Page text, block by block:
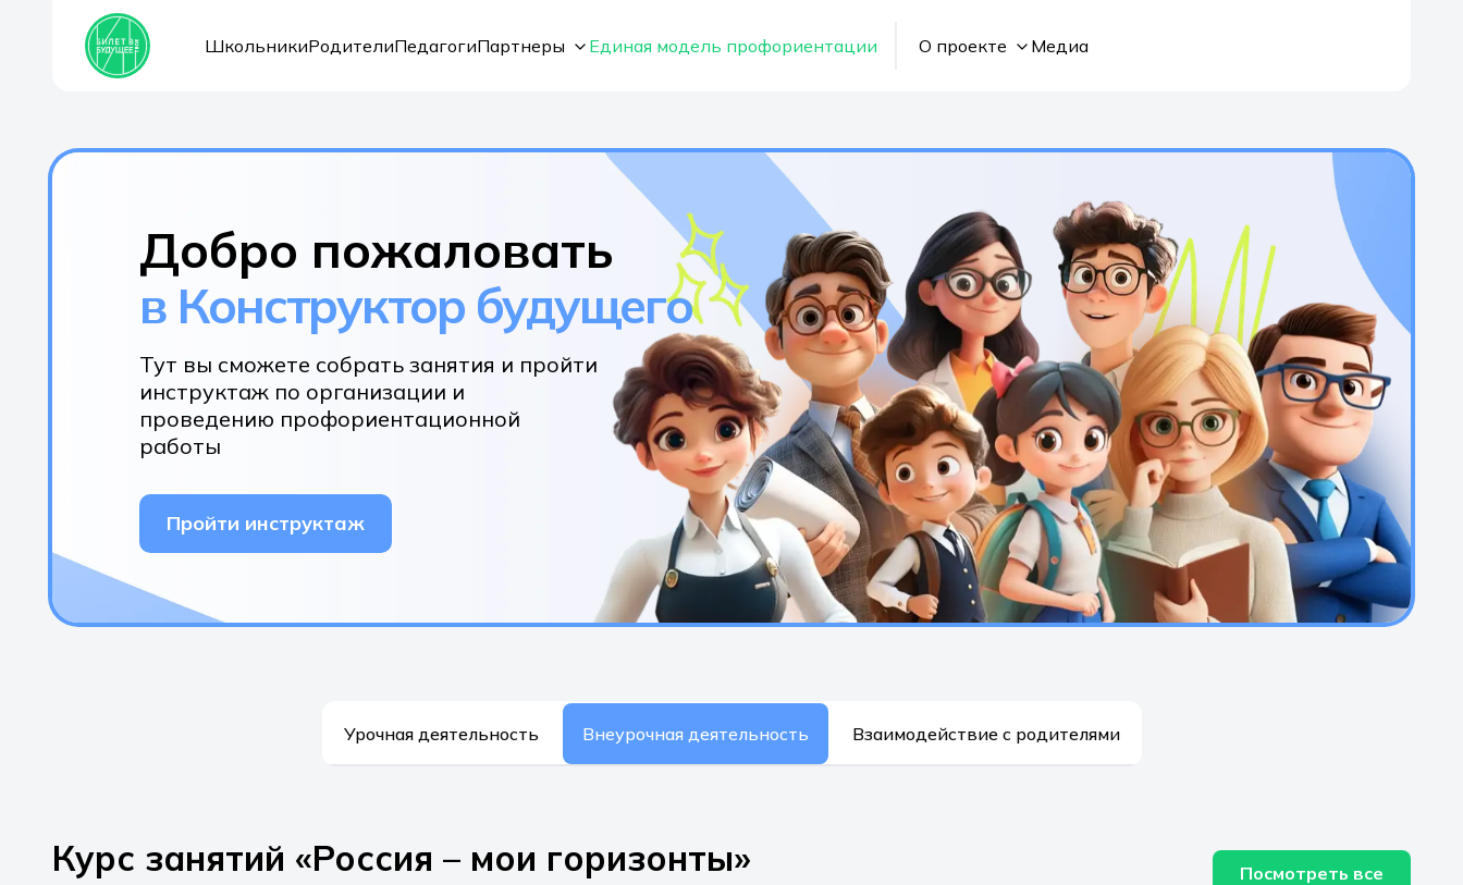
ШкольникиРодителиПедагогиПартнеры Единая модель профориентации О проекте Медиа
Добро пожаловать
в Конструктор будущего
Тут вы сможете собрать занятия и пройти
инструктаж по организации и
проведению профориентационной
работы
Пройти инструктаж
Урочная деятельность Внеурочная деятельность Взаимодействие с родителями
Курс занятий «Россия – мои горизонты» Посмотреть все